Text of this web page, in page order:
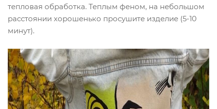
тепловая обработка. Теплым феном, на небольшом
расстоянии хорошенько просушите изделие (5-10
минут).